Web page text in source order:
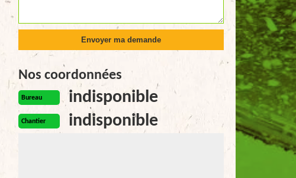
Nos coordonnées
Bureau indisponible
Chantier indisponible